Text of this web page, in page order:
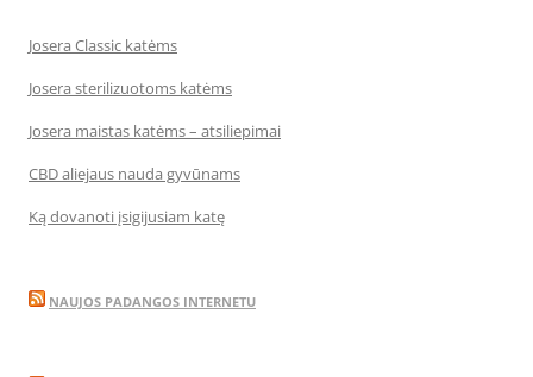
Josera Classic katėms
Josera sterilizuotoms katėms
Josera maistas katėms – atsiliepimai
CBD aliejaus nauda gyvūnams
Ką dovanoti įsigijusiam katę
NAUJOS PADANGOS INTERNETU